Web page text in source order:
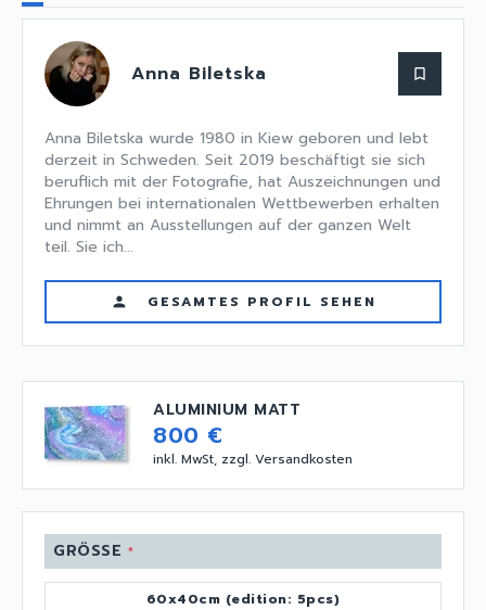
Anna Biletska bookmark_border
Anna Biletska wurde 1980 in Kiew geboren und lebt
derzeit in Schweden. Seit 2019 beschäftigt sie sich
beruflich mit der Fotografie, hat Auszeichnungen und
Ehrungen bei internationalen Wettbewerben erhalten
und nimmt an Ausstellungen auf der ganzen Welt
teil. Sie ich...
person GESAMTES PROFIL SEHEN
ALUMINIUM MATT
800 €
inkl. MwSt, zzgl. Versandkosten
GRÖSSE *
60x40cm (edition: 5pcs)